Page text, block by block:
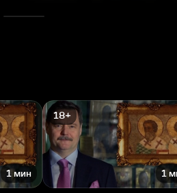
1 мин
18+
1